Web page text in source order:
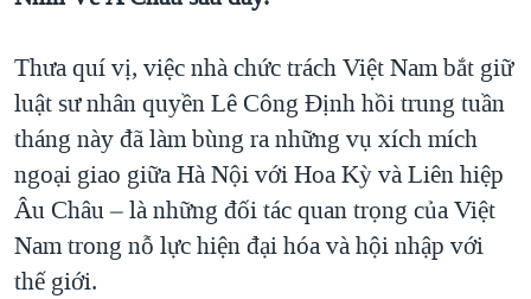
NGƯ DÂN VIỆT VÀ LÀN SÓNG TRỘM HẢI SÂM
BÊN KIA QUỐC LỘ: TIẾNG VỌNG TỪ NÔNG THÔN MỸ
QUAN HỆ VIỆT MỸ
Thưa quí vị, việc nhà chức trách Việt Nam bắt giữ
luật sư nhân quyền Lê Công Định hồi trung tuần
tháng này đã làm bùng ra những vụ xích mích
ngoại giao giữa Hà Nội với Hoa Kỳ và Liên hiệp
Âu Châu – là những đối tác quan trọng của Việt
Nam trong nỗ lực hiện đại hóa và hội nhập với
thế giới.